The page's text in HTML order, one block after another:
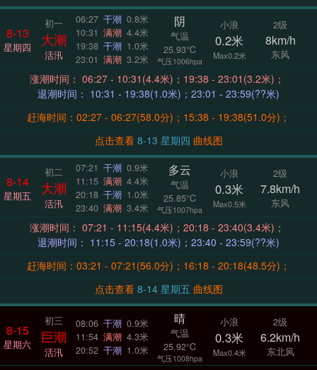
8-13
星期四
初一
大潮
活汛
06:27 干潮 0.8米
10:31 满潮 4.4米
19:38 干潮 1.0米
23:01 满潮 3.2米
阴
气温
25.93°C
气压1006hpa
小浪
0.2米
Max0.2米
2级
8km/h
东风
涨潮时间： 06:27 - 10:31(4.4米)；19:38 - 23:01(3.2米)；
退潮时间： 10:31 - 19:38(1.0米)；23:01 - 23:59(??米)
赶海时间：02:27 - 06:27(58.0分)；15:38 - 19:38(51.0分)；
点击查看
8-13 星期四 曲线图
8-14
星期五
初二
大潮
活汛
07:21 干潮 0.9米
11:15 满潮 4.4米
20:18 干潮 1.0米
23:40 满潮 3.4米
多云
气温
25.85°C
气压1007hpa
小浪
0.3米
Max0.5米
2级
7.8km/h
东风
涨潮时间： 07:21 - 11:15(4.4米)；20:18 - 23:40(3.4米)；
退潮时间： 11:15 - 20:18(1.0米)；23:40 - 23:59(??米)
赶海时间：03:21 - 07:21(56.0分)；16:18 - 20:18(48.5分)；
点击查看
8-14 星期五 曲线图
8-15
星期六
初三
巨潮
活汛
08:06 干潮 0.9米
11:54 满潮 4.3米
20:52 干潮 1.0米
晴
气温
25.92°C
气压1008hpa
小浪
0.3米
Max0.4米
2级
6.2km/h
东北风